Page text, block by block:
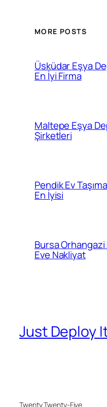
MORE POSTS
Üsküdar Eşya
En İyi Firma
Maltepe Eşya
Şirketleri
Pendik Ev
En İyisi
Bursa
Eve Nakliyat
Just Deploy
Twenty Twenty-Five